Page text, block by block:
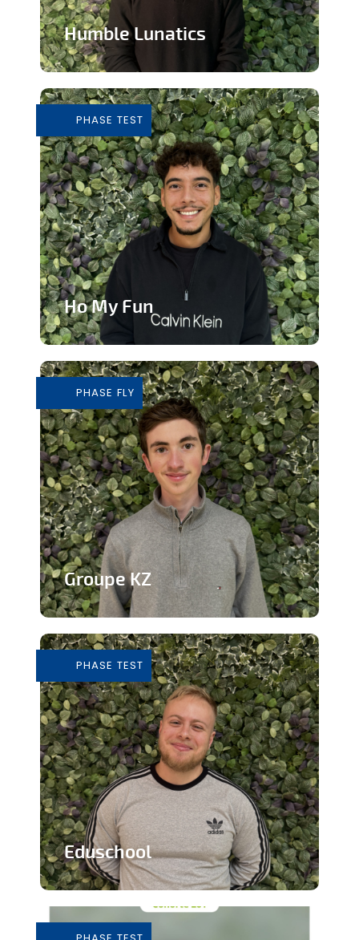
Humble Lunatics
éthique
En savoir plus
PHASE TEST
Ho My Fun
inclusive
En savoir plus
PHASE FLY
Groupe KZ
main
En savoir plus
PHASE TEST
Eduschool
de professeurs en secondaire